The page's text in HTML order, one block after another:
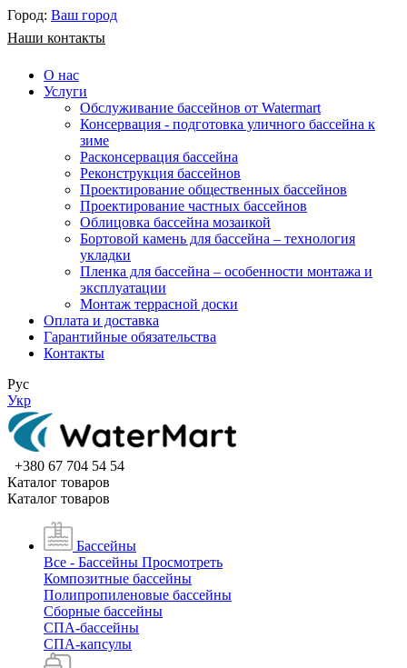
Город: Ваш город
Наши контакты
О нас
Услуги
Обслуживание бассейнов от Watermart
Консервация - подготовка уличного бассейна к
зиме
Расконсервация бассейна
Реконструкция бассейнов
Проектирование общественных бассейнов
Проектирование частных бассейнов
​Облицовка бассейна мозаикой
Бортовой камень для бассейна – технология
укладки
Пленка для бассейна – особенности монтажа и
эксплуатации
Монтаж террасной доски
Оплата и доставка
Гарантийные обязательства
Контакты
Рус
Укр
+380 67 704 54 54
Каталог товаров
Каталог товаров
Бассейны
Все - Бассейны Просмотреть
Композитные бассейны
Полипропиленовые бассейны
Сборные бассейны
СПА-бассейны
СПА-капсулы